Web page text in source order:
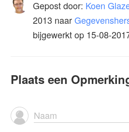
Gepost door: Koen
2013 naar
bijgewerkt op 15-08-
Plaats een